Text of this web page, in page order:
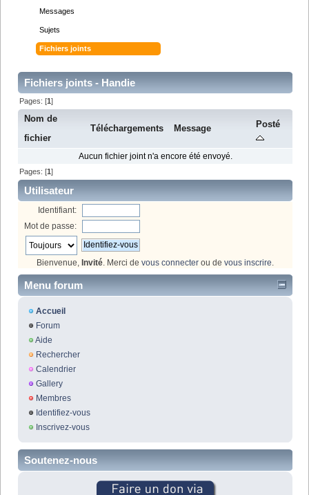
Messages
Sujets
Fichiers joints
Fichiers joints - Handie
Pages: [1]
Nom de
fichier
Téléchargements Message Posté
Aucun fichier joint n'a encore été envoyé.
Pages: [1]
Utilisateur
Identifiant:
Mot de passe:
Bienvenue, Invité. Merci de vous connecter ou de vous inscrire.
Menu forum
Accueil
Forum
Aide
Rechercher
Calendrier
Gallery
Membres
Identifiez-vous
Inscrivez-vous
Soutenez-nous